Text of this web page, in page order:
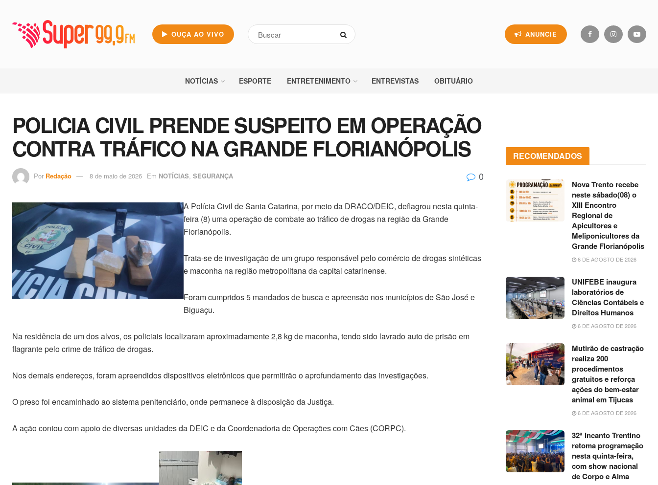
OUÇA AO VIVO ANUNCIE
NOTÍCIAS ESPORTE ENTRETENIMENTO ENTREVISTAS OBITUÁRIO
POLICIA CIVIL PRENDE SUSPEITO EM OPERAÇÃO
CONTRA TRÁFICO NA GRANDE FLORIANÓPOLIS
Por Redação 8 de maio de 2026 Em NOTÍCIAS, SEGURANÇA 0
A Polícia Civil de Santa Catarina, por meio da DRACO/DEIC, deflagrou nesta quinta-
feira (8) uma operação de combate ao tráfico de drogas na região da Grande
Florianópolis.
Trata-se de investigação de um grupo responsável pelo comércio de drogas sintéticas
e maconha na região metropolitana da capital catarinense.
Foram cumpridos 5 mandados de busca e apreensão nos municípios de São José e
Biguaçu.
Na residência de um dos alvos, os policiais localizaram aproximadamente 2,8 kg de maconha, tendo sido lavrado auto de prisão em
flagrante pelo crime de tráfico de drogas.
Nos demais endereços, foram apreendidos dispositivos eletrônicos que permitirão o aprofundamento das investigações.
O preso foi encaminhado ao sistema penitenciário, onde permanece à disposição da Justiça.
A ação contou com apoio de diversas unidades da DEIC e da Coordenadoria de Operações com Cães (CORPC).
RECOMENDADOS
Nova Trento recebe
neste sábado(08) o
XIII Encontro
Regional de
Apicultores e
Meliponicultores da
Grande Florianópolis
6 DE AGOSTO DE 2026
UNIFEBE inaugura
laboratórios de
Ciências Contábeis e
Direitos Humanos
6 DE AGOSTO DE 2026
Mutirão de castração
realiza 200
procedimentos
gratuitos e reforça
ações do bem-estar
animal em Tijucas
6 DE AGOSTO DE 2026
32ª Incanto Trentino
retoma programação
nesta quinta-feira,
com show nacional
de Corpo e Alma